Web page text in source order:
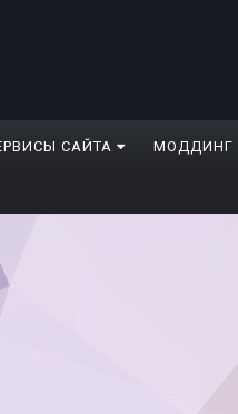
САЙТА МОДДИНГ